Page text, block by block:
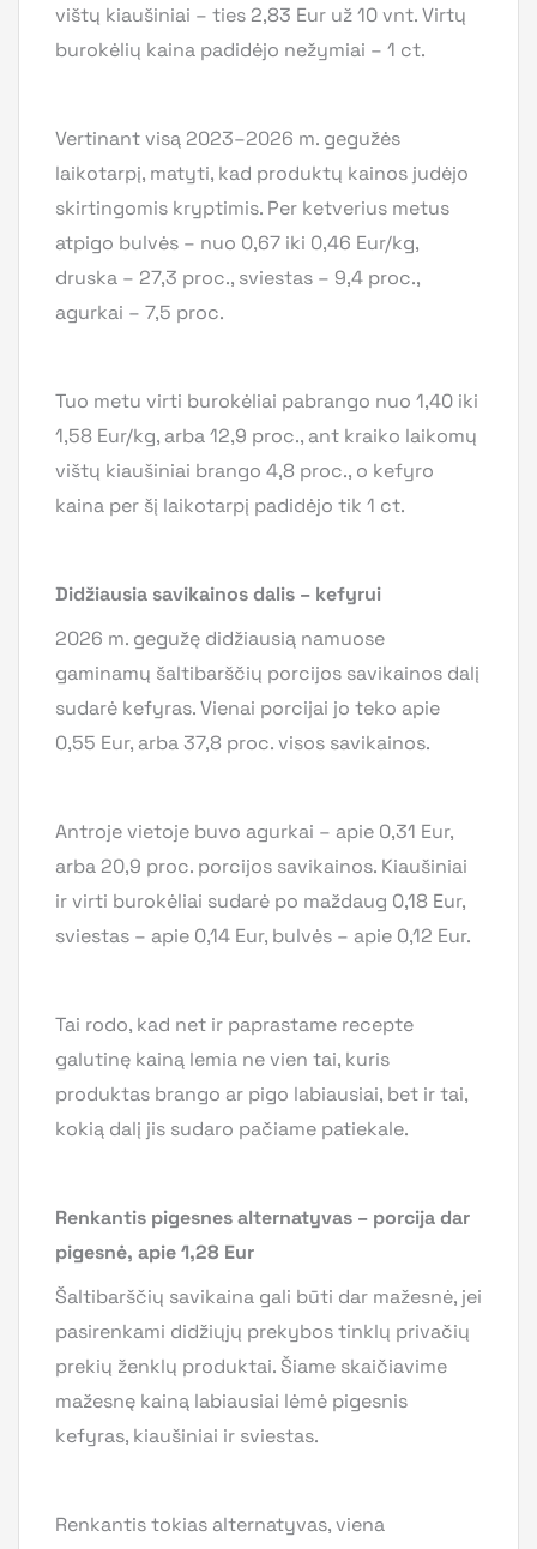
vištų kiaušiniai – ties 2,83 Eur už 10 vnt. Virtų
burokėlių kaina padidėjo nežymiai – 1 ct.
Vertinant visą 2023–2026 m. gegužės
laikotarpį, matyti, kad produktų kainos judėjo
skirtingomis kryptimis. Per ketverius metus
atpigo bulvės – nuo 0,67 iki 0,46 Eur/kg,
druska – 27,3 proc., sviestas – 9,4 proc.,
agurkai – 7,5 proc.
Tuo metu virti burokėliai pabrango nuo 1,40 iki
1,58 Eur/kg, arba 12,9 proc., ant kraiko laikomų
vištų kiaušiniai brango 4,8 proc., o kefyro
kaina per šį laikotarpį padidėjo tik 1 ct.
Didžiausia savikainos dalis – kefyrui
2026 m. gegužę didžiausią namuose
gaminamų šaltibarščių porcijos savikainos dalį
sudarė kefyras. Vienai porcijai jo teko apie
0,55 Eur, arba 37,8 proc. visos savikainos.
Antroje vietoje buvo agurkai – apie 0,31 Eur,
arba 20,9 proc. porcijos savikainos. Kiaušiniai
ir virti burokėliai sudarė po maždaug 0,18 Eur,
sviestas – apie 0,14 Eur, bulvės – apie 0,12 Eur.
Tai rodo, kad net ir paprastame recepte
galutinę kainą lemia ne vien tai, kuris
produktas brango ar pigo labiausiai, bet ir tai,
kokią dalį jis sudaro pačiame patiekale.
Renkantis pigesnes alternatyvas – porcija dar
pigesnė, apie 1,28 Eur
Šaltibarščių savikaina gali būti dar mažesnė, jei
pasirenkami didžiųjų prekybos tinklų privačių
prekių ženklų produktai. Šiame skaičiavime
mažesnę kainą labiausiai lėmė pigesnis
kefyras, kiaušiniai ir sviestas.
Renkantis tokias alternatyvas, viena